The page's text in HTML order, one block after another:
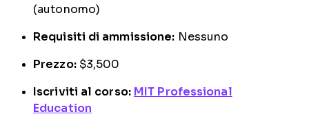
(autonomo)
Requisiti di ammissione: Nessuno
Prezzo:$3,500
Iscriviti al corso: MIT Professional
Education